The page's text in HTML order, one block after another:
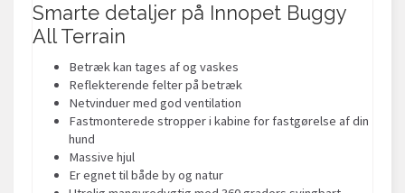
Smarte detaljer på Innopet Buggy
All Terrain
Betræk kan tages af og vaskes
Reflekterende felter på betræk
Netvinduer med god ventilation
Fastmonterede stropper i kabine for fastgørelse af din
hund
Massive hjul
Er egnet til både by og natur